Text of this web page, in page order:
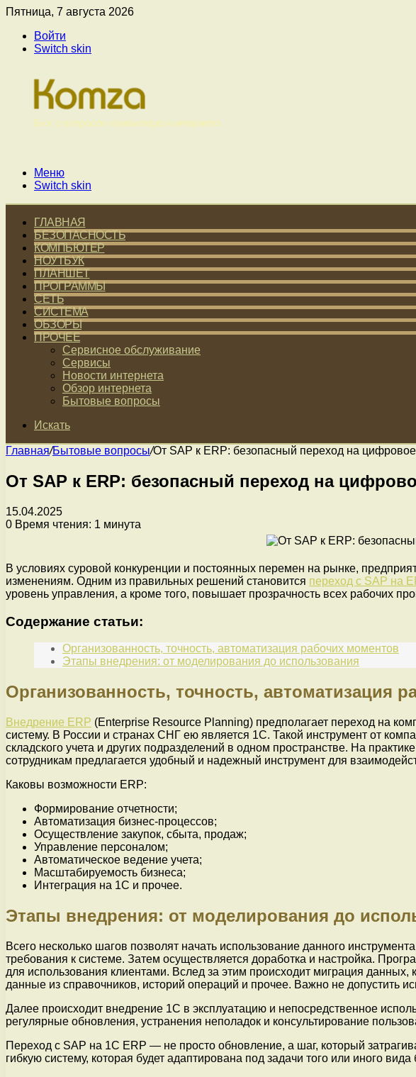
Пятница, 7 августа 2026
Войти
Switch skin
Меню
Switch skin
ГЛАВНАЯ
БЕЗОПАСНОСТЬ
КОМПЬЮТЕР
НОУТБУК
ПЛАНШЕТ
ПРОГРАММЫ
СЕТЬ
СИСТЕМА
ОБЗОРЫ
ПРОЧЕЕ
Сервисное обслуживание
Сервисы
Новости интернета
Обзор интернета
Бытовые вопросы
Искать
Главная/Бытовые вопросы/От SAP к ERP: безопасный переход на
От SAP к ERP: безопасный переход на
15.04.2025
0 Время чтения: 1 минута
В условиях суровой конкуренции и постоянных перемен на рынке,
изменениям. Одним из правильных решений становится переход с SAP на
уровень управления, а кроме того, повышает прозрачность всех рабочих
Содержание статьи:
Организованность, точность, автоматизация рабочих моментов
Этапы внедрения: от моделирования до использования
Организованность, точность, автоматизация
Внедрение ERP (Enterprise Resource Planning) предполагает переход на
систему. В России и странах СНГ ею является 1С. Такой инструмент от
складского учета и других подразделений в одном пространстве. На
сотрудникам предлагается удобный и надежный инструмент для
Каковы возможности ERP:
Формирование отчетности;
Автоматизация бизнес-процессов;
Осуществление закупок, сбыта, продаж;
Управление персоналом;
Автоматическое ведение учета;
Масштабируемость бизнеса;
Интеграция на 1С и прочее.
Этапы внедрения: от моделирования до
Всего несколько шагов позволят начать использование данного
требования к системе. Затем осуществляется доработка и настройка.
для использования клиентами. Вслед за этим происходит миграция
данные из справочников, историй операций и прочее. Важно не допустить
Далее происходит внедрение 1С в эксплуатацию и непосредственное
регулярные обновления, устранения неполадок и консультирование
Переход с SAP на 1С ERP — не просто обновление, а шаг, который
гибкую систему, которая будет адаптирована под задачи того или иного вида